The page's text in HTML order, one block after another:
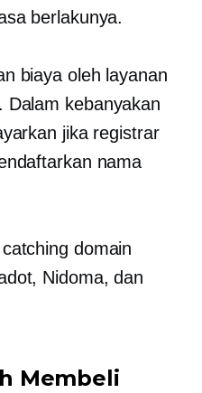
berlakunya.
biaya oleh layanan
Dalam kebanyakan
jika registrar
nama
domain
Nidoma, dan
Membeli